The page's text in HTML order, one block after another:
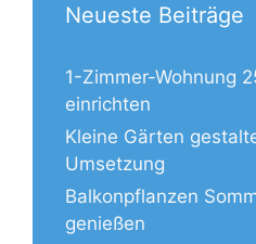
Neueste Beiträge
1-Zimmer-Wohnung
einrichten
Kleine Gärten
Umsetzung
Balkonpflanzen
genießen